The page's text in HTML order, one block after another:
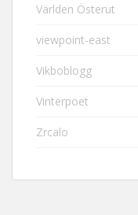
Världen Österut
viewpoint-east
Vikboblogg
Vinterpoet
Zrcalo